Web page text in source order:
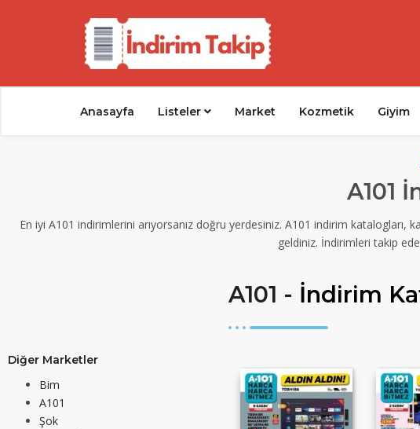
Anasayfa Listeler Market Kozmetik Giyim
A101
En iyi A101 indirimlerini arıyorsanız doğru yerdesiniz. A101 indirim katalogları,
geldiniz. İndirimleri takip
A101 - İndirim
Diğer Marketler
Bim
A101
Şok